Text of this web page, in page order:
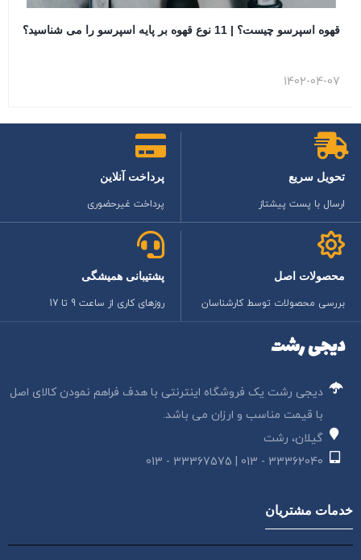
قهوه اسپرسو چیست؟ | 11 نوع قهوه بر پایه اسپرسو را می شناسید؟
1402-04-07
تحویل سریع
ارسال با پست پیشتاز
پرداخت آنلاین
پرداخت غیرحضوری
محصولات اصل
بررسی محصولات توسط کارشناسان
پشتیبانی همیشگی
روزهای کاری از ساعت 9 تا 17
دیجی رشت
دیجی رشت یک فروشگاه اینترنتی با هدف فراهم نمودن کالای اصل
با قیمت مناسب و ارزان می باشد.
گیلان، رشت
33362040 - 013 | 33367575 - 013
خدمات مشتریان